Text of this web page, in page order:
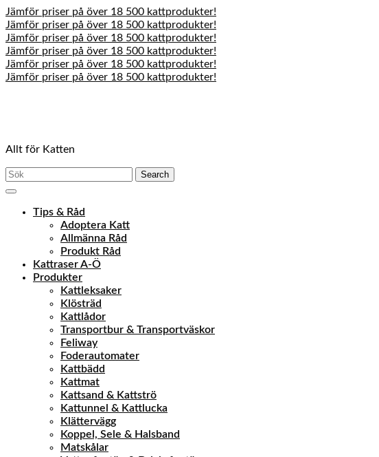
Jämför priser på över 18 500 kattprodukter!
Jämför priser på över 18 500 kattprodukter!
Jämför priser på över 18 500 kattprodukter!
Jämför priser på över 18 500 kattprodukter!
Jämför priser på över 18 500 kattprodukter!
Jämför priser på över 18 500 kattprodukter!
content
Allt för Katten
Search
Open
Tips & Råd
Adoptera Katt
Allmänna Råd
Produkt Råd
Kattraser A-Ö
Produkter
Kattleksaker
Klösträd
Kattlådor
Transportbur & Transportväskor
Feliway
Foderautomater
Kattbädd
Kattmat
Kattsand & Kattströ
Kattunnel & Kattlucka
Klättervägg
Koppel, Sele & Halsband
Matskålar